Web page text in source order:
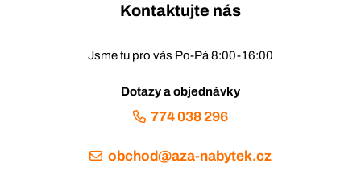
Kontaktujte nás
Jsme tu pro vás Po-Pá 8:00-16:00
Dotazy a objednávky
774 038 296
obchod@aza-nabytek.cz